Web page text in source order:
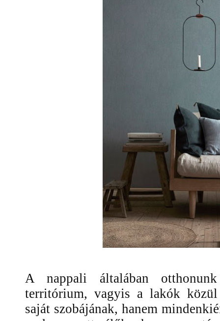
A nappali általában
territórium, vagyis a lakók
saját szobájának, hanem